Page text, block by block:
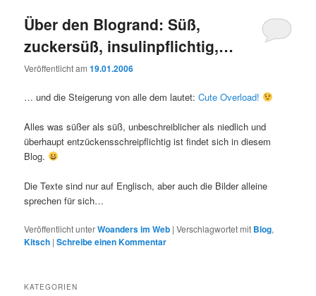
Über den Blogrand: Süß,
zuckersüß, insulinpflichtig,…
Veröffentlicht am19.01.2006
… und die Steigerung von alle dem lautet:Cute Overload!
Alles was süßer als süß, unbeschreiblicher als niedlich und
überhaupt entzückensschreipflichtig ist findet sich in diesem
Blog.
Die Texte sind nur auf Englisch, aber auch die Bilder alleine
sprechen für sich…
Veröffentlicht unterWoanders im Web |Verschlagwortet mit Blog,
Kitsch |Schreibe einen Kommentar
KATEGORIEN